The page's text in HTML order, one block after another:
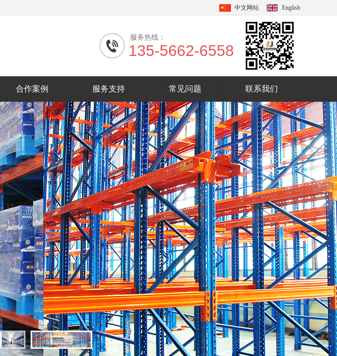
中文网站 English
服务热线：
135-5662-6558
合作案例 服务支持 常见问题 联系我们